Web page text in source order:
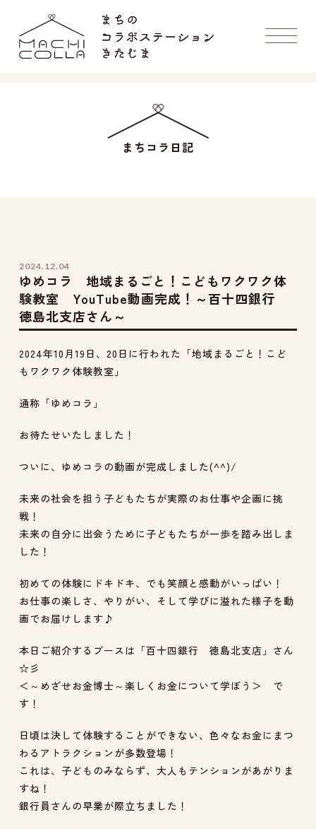
まちコラ日記
2024.12.04
ゆめコラ 地域まるごと！こどもワクワク体
験教室 YouTube動画完成！～百十四銀行
徳島北支店さん～
2024年10月19日、20日に行われた「地域まるごと！こど
もワクワク体験教室」
通称「ゆめコラ」
お待たせいたしました！
ついに、ゆめコラの動画が完成しました(^^)/
未来の社会を担う子どもたちが実際のお仕事や企画に挑
戦！
未来の自分に出会うために子どもたちが一歩を踏み出しま
した！
初めての体験にドキドキ、でも笑顔と感動がいっぱい！
お仕事の楽しさ、やりがい、そして学びに溢れた様子を動
画でお届けします♪
本日ご紹介するブースは「百十四銀行 徳島北支店」さん
☆彡
＜～めざせお金博士～楽しくお金について学ぼう＞ で
す！
日頃は決して体験することができない、色々なお金にまつ
わるアトラクションが多数登場！
これは、子どものみならず、大人もテンションがあがりま
すね！
銀行員さんの早業が際立ちました！